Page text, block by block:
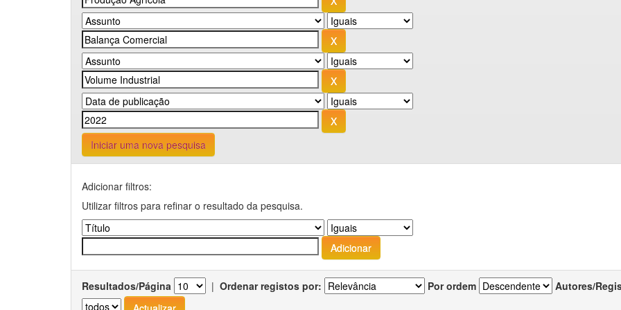
Iniciar uma nova pesquisa
Adicionar filtros:
Utilizar filtros para refinar o resultado da pesquisa.
Resultados/Página | Ordenar registos por: Por ordem Autores/